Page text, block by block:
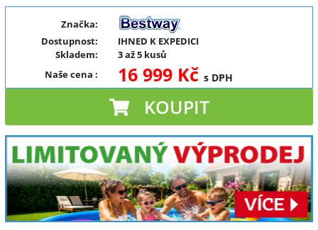
Značka:
Dostupnost:
IHNED K EXPEDICI
Skladem:
3 až 5 kusů
Naše cena : 16 999 Kč s DPH
KOUPIT